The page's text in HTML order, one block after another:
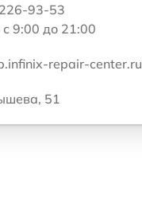
93-53
9:00 до 21:00
repair-center.ru
51